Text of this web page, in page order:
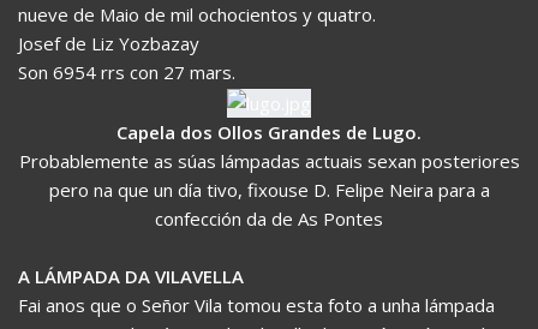
nueve de Maio de mil ochocientos y quatro.
Josef de Liz Yozbazay
Son 6954 rrs con 27 mars.
Capela dos Ollos Grandes de Lugo.
Probablemente as súas lámpadas actuais sexan posteriores
pero na que un día tivo, fixouse D. Felipe Neira para a
confección da de As Pontes
A LÁMPADA DA VILAVELLA
Fai anos que o Señor Vila tomou esta foto a unha lámpada